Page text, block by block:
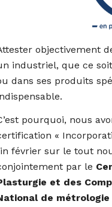
objectivement
industriel, que ce
dans ses produits
pourquoi, nous
«
février sur le tout
par le
et des
de métrologie